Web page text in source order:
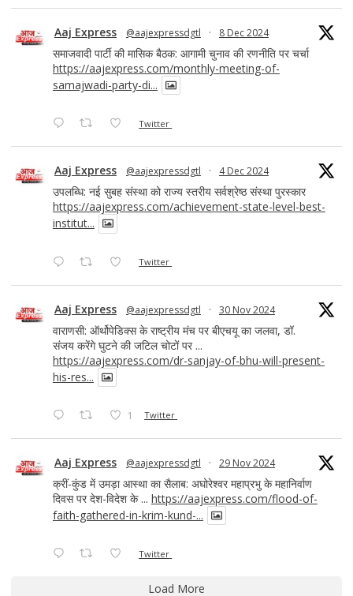
Aaj Express @aajexpressdgtl · 8 Dec 2024
समाजवादी पार्टी की मासिक बैठक: आगामी चुनाव की रणनीति पर चर्चा
https://aajexpress.com/monthly-meeting-of-
samajwadi-party-di...
Twitter
Aaj Express @aajexpressdgtl · 4 Dec 2024
उपलब्धि: नई सुबह संस्था को राज्य स्तरीय सर्वश्रेष्ठ संस्था पुरस्कार
https://aajexpress.com/achievement-state-level-best-
institut...
Twitter
Aaj Express @aajexpressdgtl · 30 Nov 2024
वाराणसी: ऑर्थोपेडिक्स के राष्ट्रीय मंच पर बीएचयू का जलवा, डॉ.
संजय करेंगे घुटने की जटिल चोटों पर ...
https://aajexpress.com/dr-sanjay-of-bhu-will-present-
his-res...
1 Twitter
Aaj Express @aajexpressdgtl · 29 Nov 2024
क्रीं-कुंड में उमड़ा आस्था का सैलाब: अघोरेश्वर महाप्रभु के महानिर्वाण
दिवस पर देश-विदेश के ... https://aajexpress.com/flood-of-
faith-gathered-in-krim-kund-...
Twitter
Load More